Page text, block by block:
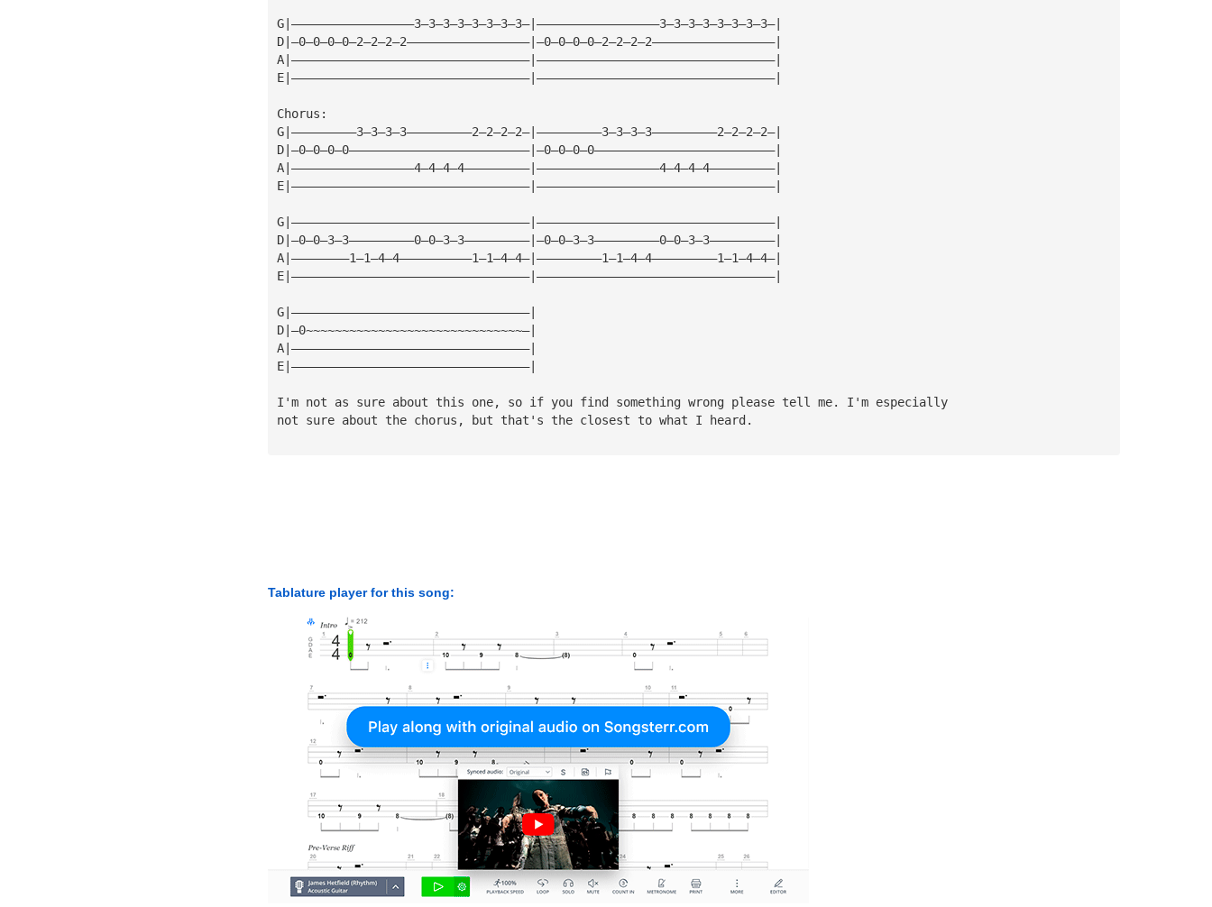
G|—————————————————3—3—3—3—3—3—3—3—|—————————————————3—3—3—3—3—3—3—3—|
D|—0—0—0—0—2—2—2—2—————————————————|—0—0—0—0—2—2—2—2—————————————————|
A|—————————————————————————————————|—————————————————————————————————|
E|—————————————————————————————————|—————————————————————————————————|
Chorus:
G|—————————3—3—3—3—————————2—2—2—2—|—————————3—3—3—3—————————2—2—2—2—|
D|—0—0—0—0—————————————————————————|—0—0—0—0—————————————————————————|
A|—————————————————4—4—4—4—————————|—————————————————4—4—4—4—————————|
E|—————————————————————————————————|—————————————————————————————————|
G|—————————————————————————————————|—————————————————————————————————|
D|—0—0—3—3—————————0—0—3—3—————————|—0—0—3—3—————————0—0—3—3—————————|
A|————————1—1—4—4——————————1—1—4—4—|—————————1—1—4—4—————————1—1—4—4—|
E|—————————————————————————————————|—————————————————————————————————|
G|—————————————————————————————————|
D|—0~~~~~~~~~~~~~~~~~~~~~~~~~~~~~~—|
A|—————————————————————————————————|
E|—————————————————————————————————|
I'm not as sure about this one, so if you find something wrong please tell me. I'm especially
not sure about the chorus, but that's the closest to what I heard.
Tablature player for this song: